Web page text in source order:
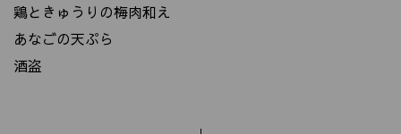
鶏ときゅうりの梅肉和え
あなごの天ぷら
酒盗